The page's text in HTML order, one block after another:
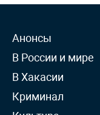
Анонсы
В России и мире
В Хакасии
Криминал